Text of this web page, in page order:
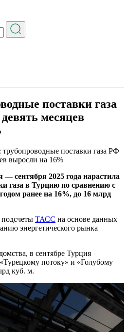
поставки газа
месяцев
поставки газа РФ
выросли на 16%
— сентября 2025 года нарастила
газа в Турцию по сравнению с
ранее на 16%, до 16 млрд
ТАСС на основе данных
энергетического рынка
в сентябре Турция
потоку» и «Голубому
куб. м.